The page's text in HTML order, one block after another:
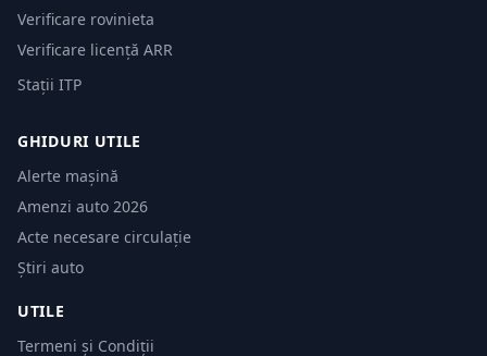
Verificare rovinieta
Verificare licență ARR
Stații ITP
GHIDURI UTILE
Alerte mașină
Amenzi auto 2026
Acte necesare circulație
Știri auto
UTILE
Termeni și Condiții